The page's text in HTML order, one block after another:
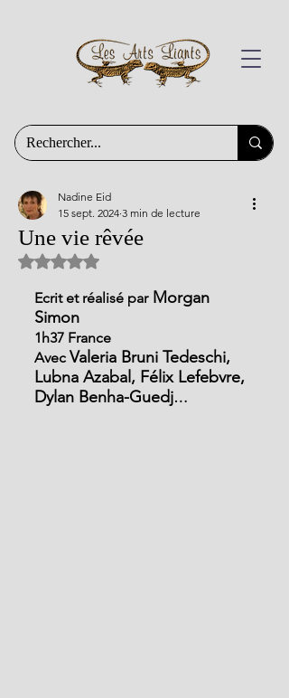
Une vie rêvée
Nadine Eid
15 sept. 2024 3 min de lecture
Noté NaN étoiles sur 5.
Ecrit et réalisé par Morgan
Simon
1h37 France
Avec Valeria Bruni Tedeschi,
Lubna Azabal, Félix Lefebvre,
Dylan Benha-Guedj…